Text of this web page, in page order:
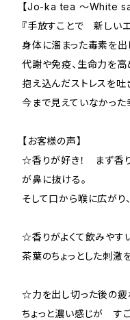
【Jo-ka tea ～White
『手放すことで 新しい
身体に溜まった毒素を出
代謝や免疫、生命力を高
抱え込んだストレスを吐
今まで見えていなかった
【お客様の声】
☆香りが好き！ まず香り
が鼻に抜ける。
そして口から喉に広がり
☆香りがよくて飲みやす
茶葉のちょっとした刺激
☆力を出し切った後の疲
ちょっと濃い感じが す